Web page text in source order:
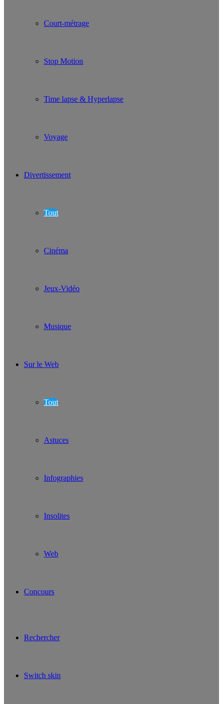
Court-métrage
Stop Motion
Time lapse & Hyperlapse
Voyage
Divertissement
Tout
Cinéma
Jeux-Vidéo
Musique
Sur le Web
Tout
Astuces
Infographies
Insolites
Web
Concours
Rechercher
Switch skin